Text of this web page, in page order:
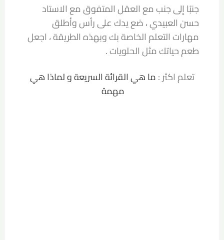
جنبًا إلى جنب مع العقل المتفوق مع الاستاد
حسن العبيدي ، ضع يدك على رأس وأطلق
مهارات التعلم الخاصة بك وبهذه الطريقة ، اجعل
طعم حياتك مثل الحلويات .
تعلم اكثر :ما هي القرائة السريعة و لماذا هي
مهمة